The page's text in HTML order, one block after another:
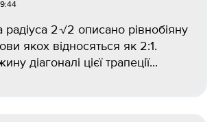
радіуса 2√2 описано рівнобіяну
якох відносяться як 2:1.
діагоналі цієї трапеції​...